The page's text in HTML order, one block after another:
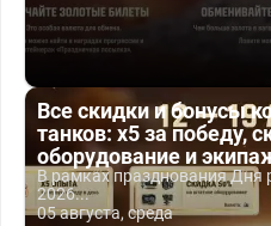
Все скидки и бонусы
танков: x5 за победу,
оборудование и
В рамках празднования Дня
2026...
05 августа, среда